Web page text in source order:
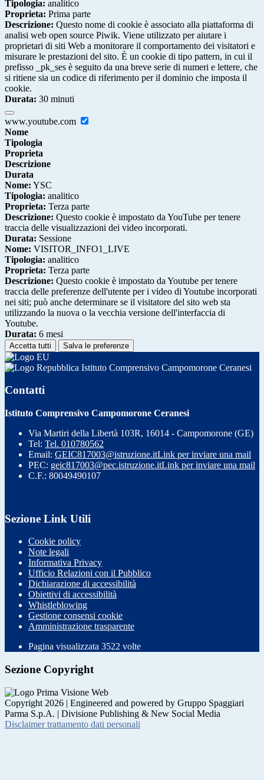
Tipologia: analitico
Proprieta: Prima parte
Descrizione: Questo nome di cookie è associato alla piattaforma di
analisi web open source Piwik. Viene utilizzato per aiutare i
proprietari di siti Web a monitorare il comportamento dei visitatori e
misurare le prestazioni del sito. È un cookie di tipo pattern, in cui il
prefisso _pk_ses è seguito da una breve serie di numeri e lettere, che
si ritiene sia un codice di riferimento per il dominio che imposta il
cookie.
Durata: 30 minuti
www.youtube.com
Nome
Tipologia
Proprieta
Descrizione
Durata
Nome: YSC
Tipologia: analitico
Proprieta: Terza parte
Descrizione: Questo cookie è impostato da YouTube per tenere
traccia delle visualizzazioni dei video incorporati.
Durata: Sessione
Nome: VISITOR_INFO1_LIVE
Tipologia: analitico
Proprieta: Terza parte
Descrizione: Questo cookie è impostato da Youtube per tenere
traccia delle preferenze dell'utente per i video di Youtube incorporati
nei siti; può anche determinare se il visitatore del sito web sta
utilizzando la nuova o la vecchia versione dell'interfaccia di
Youtube.
Durata: 6 mesi
Accetta tutti Salva le preferenze
Istituto Comprensivo Campomorone Ceranesi
Contatti
Istituto Comprensivo Campomorone Ceranesi
Via Martiri della Libertà 103R, 16014 - Campomorone (GE)
Tel: Tel. 010780562
Email: GEIC817003@istruzione.itLink per inviare una mail
PEC: geic817003@pec.istruzione.itLink per inviare una mail
C.F.: 80049490107
Sezione Link Utili
Cookie policy
Note legali
Informativa Privacy
Ufficio Relazioni con il Pubblico
Dichiarazione di accessibilità
Obiettivi di accessibilità
Whistleblowing
Gestione consensi cookie
Amministrazione trasparente
Pagina visualizzata 3522 volte
Sezione Copyright
Copyright 2026 | Engineered and powered by Gruppo Spaggiari
Parma S.p.A. | Divisione Publishing & New Social Media
Disclaimer trattamento dati personali